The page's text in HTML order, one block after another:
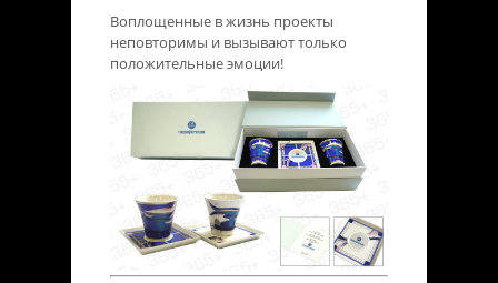
Воплощенные в жизнь проекты
неповторимы и вызывают только
положительные эмоции!